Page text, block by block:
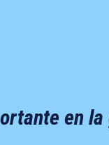
en